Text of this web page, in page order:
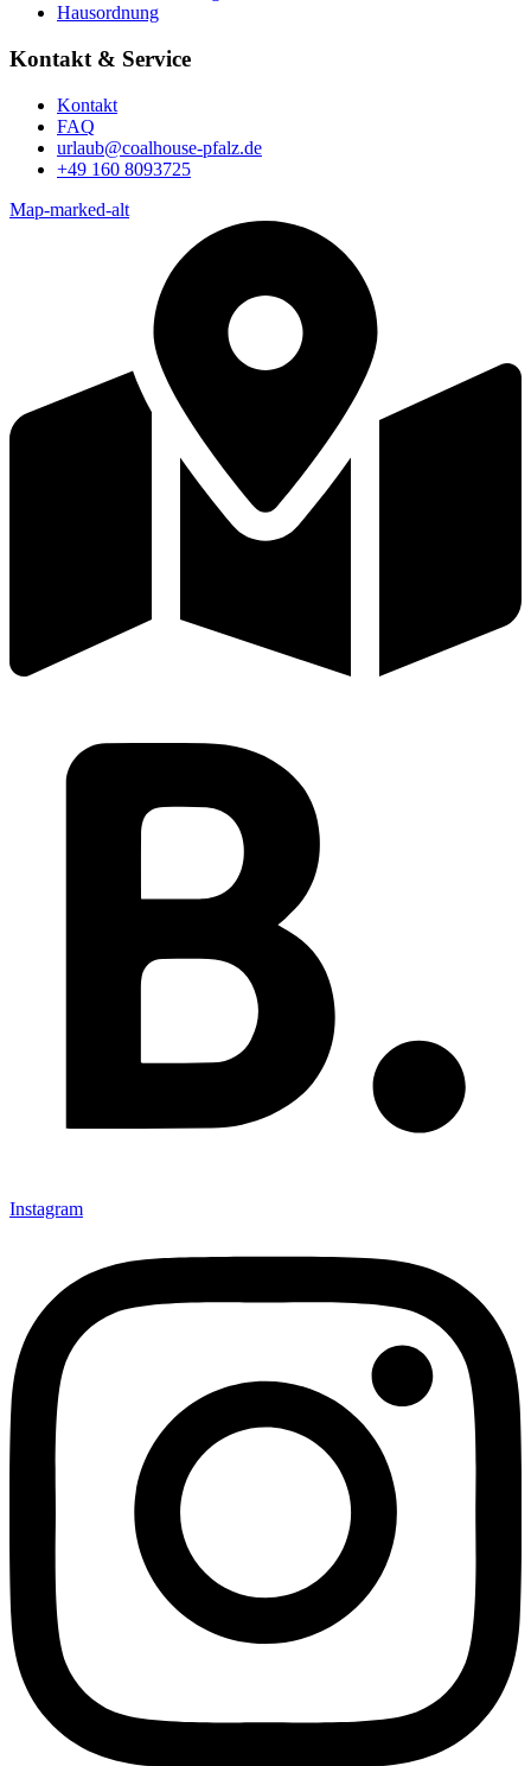
Hausordnung
Kontakt & Service
Kontakt
FAQ
urlaub@coalhouse-pfalz.de
+49 160 8093725
Map-marked-alt
Instagram